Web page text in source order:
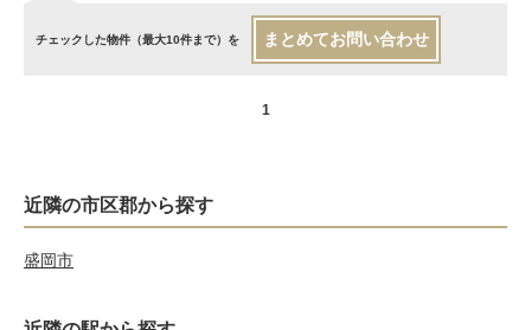
チェックした物件（最大10件まで）を まとめてお問い合わせ
1
近隣の市区郡から探す
盛岡市